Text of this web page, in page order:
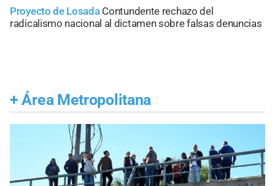
Proyecto de Losada Contundente rechazo del
radicalismo nacional al dictamen sobre falsas denuncias
+ Área Metropolitana